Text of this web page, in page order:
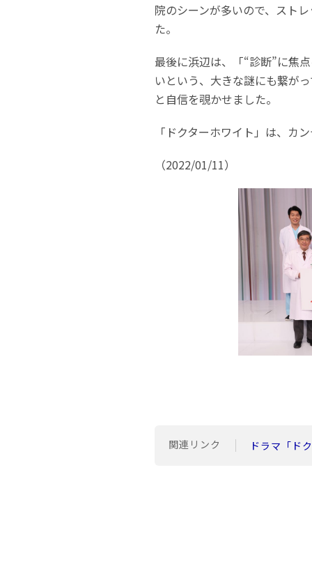
院のシーンが多いので、スト
た。
最後に浜辺は、「“診断”に焦
いという、大きな謎にも繋が
と自信を覗かせました。
「ドクターホワイト」は、カ
（2022/01/11）
関連リンク ドラマ「ド